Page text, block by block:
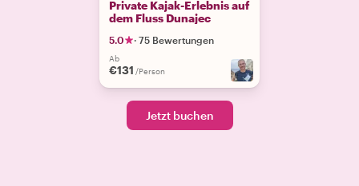
Private Kajak-Erlebnis auf
dem Fluss Dunajec
5.0 · 75 Bewertungen
Ab
€131 /Person
Jetzt buchen